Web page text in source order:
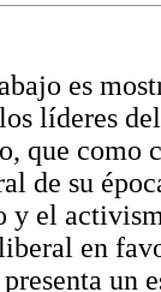
es
líderes
que como
de su
y el
en
un